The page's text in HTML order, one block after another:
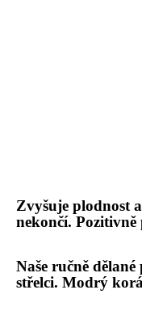
Zvyšuje plodnost
nekončí. Pozitivně
Naše ručně dělané
střelci. Modrý korá